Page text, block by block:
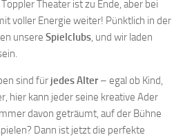
Theater ist zu Ende, aber bei
voller Energie weiter! Pünktlich in der
unsere Spielclubs, und wir laden
sind für jedes Alter– egal ob Kind,
hier kann jeder seine kreative Ader
davon geträumt, auf der Bühne
Dann ist jetzt die perfekte